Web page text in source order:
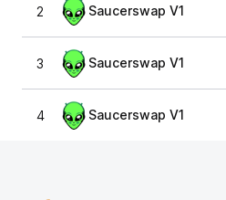
2 Saucerswap V1
3 Saucerswap V1
4 Saucerswap V1